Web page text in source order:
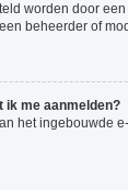
worden door
beheerder of
ik me aanmelden?
het ingebouwde